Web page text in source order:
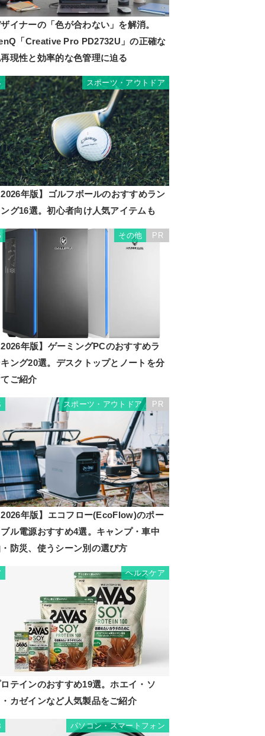
イナーの「色が合わない」を解消。
「Creative Pro PD2732U」の正確な
現性と効率的な色管理に迫る
スポーツ・アウトドア
年版】ゴルフボールのおすすめラン
グ16選。初心者向け人気アイテムも
その他 PR
年版】ゲーミングPCのおすすめラ
ング20選。デスクトップとノートを分
ご紹介
スポーツ・アウトドア PR
年版】エコフロー(EcoFlow)のポー
ル電源おすすめ4選。キャンプ・車中
防災、使うシーン別の選び方
ヘルスケア
テインのおすすめ19選。ホエイ・ソ
カゼインなど人気製品をご紹介
パソコン・スマートフォン